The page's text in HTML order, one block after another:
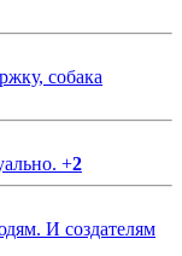
собака
+2
И создателям